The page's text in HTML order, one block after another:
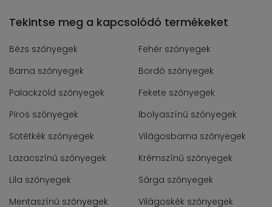
Tekintse meg a kapcsolódó termékeket
Bézs szőnyegek
Fehér szőnyegek
Barna szőnyegek
Bordó szőnyegek
Palackzöld szőnyegek
Fekete szőnyegek
Piros szőnyegek
Ibolyaszínű szőnyegek
Sötétkék szőnyegek
Világosbarna szőnyegek
Lazacszínű szőnyegek
Krémszínű szőnyegek
Lila szőnyegek
Sárga szőnyegek
Mentaszínű szőnyegek
Világoskék szőnyegek